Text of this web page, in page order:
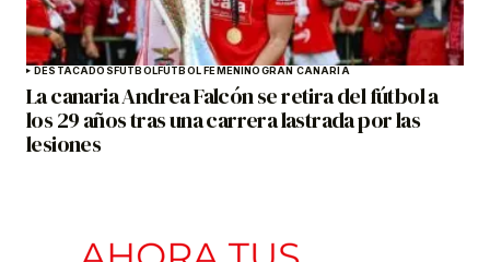
DESTACADOSFÚTBOLFÚTBOL FEMENINOGRAN CANARIA
La canaria Andrea Falcón se retira del fútbol a
los 29 años tras una carrera lastrada por las
lesiones